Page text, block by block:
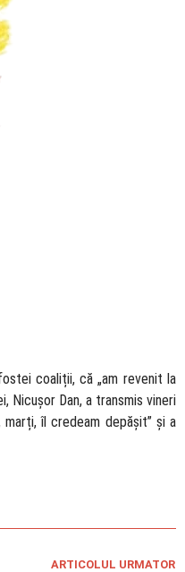
coaliții, că „am revenit la
Nicușor Dan, a transmis vineri
îl credeam depășit” și a
ARTICOLUL URMATOR